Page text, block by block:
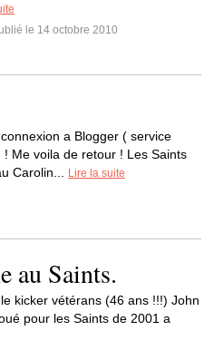
le 14 octobre 2010
a Blogger ( service
Me voila de retour ! Les Saints
Carolin...
Lire la suite
au Saints.
kicker vétérans (46 ans !!!) John
pour les Saints de 2001 a